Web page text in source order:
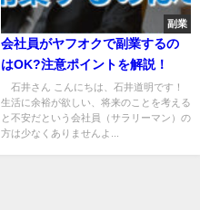
副業
会社員がヤフオクで副業するの
はOK?注意ポイントを解説！
石井さん こんにちは、石井道明です！
生活に余裕が欲しい、将来のことを考える
と不安だという会社員（サラリーマン）の
方は少なくありませんよ...